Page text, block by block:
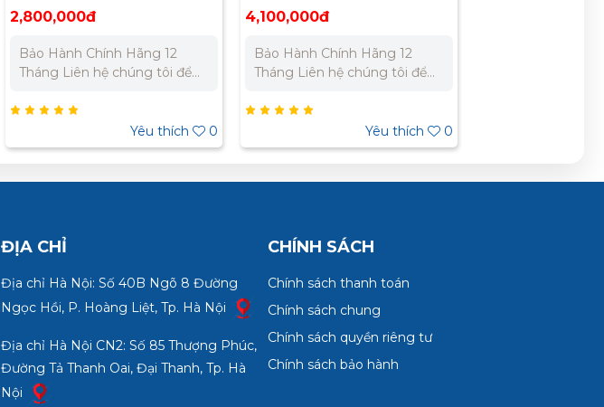
620x620x400mm
2,800,000đ
Bảo Hành Chính Hãng 12
Tháng Liên hệ chúng tôi để
án. Miền Bắc : 0989 310 979
0902 303 733 – 0945 332
Yêu thích 0
nghiệp 900x900x400
4,100,000đ
Bảo Hành Chính Hãng 12
Tháng Liên hệ chúng tôi để
án. Miền Bắc : 0989 310 979
0902 303 733 – 0945 332
Yêu thích 0
ĐỊA CHỈ
Địa chỉ Hà Nội: Số 40B Ngõ 8 Đường
Ngọc Hồi, P. Hoàng Liệt, Tp. Hà Nội
Địa chỉ Hà Nội CN2: Số 85 Thượng Phúc,
Đường Tả Thanh Oai, Đại Thanh, Tp. Hà
Nội
CHÍNH SÁCH
Chính sách thanh toán
Chính sách chung
Chính sách quyền riêng tư
Chính sách bảo hành